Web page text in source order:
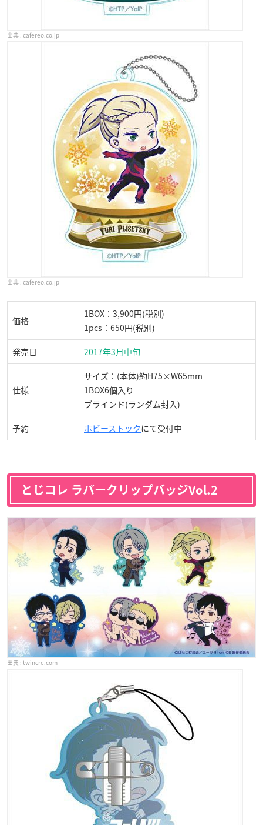
cafereo.co.jp
cafereo.co.jp
価格
1BOX：3,900円(税別)
1pcs：650円(税別)
発売日 2017年3月中旬
仕様
サイズ：(本体)約H75×W65mm
1BOX6個入り
ブラインド(ランダム封入)
予約 ホビーストックにて受付中
とじコレ ラバークリップバッジVol.2
twincre.com